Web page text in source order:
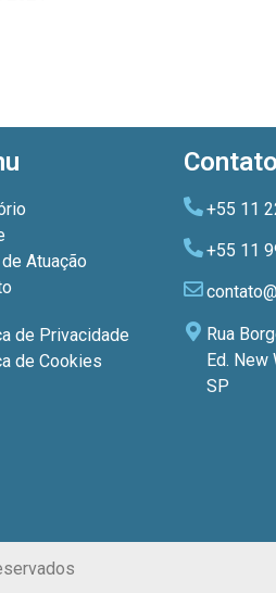
Atuação
de Privacidade
de Cookies
Contato
+55 11
+55 11
Rua
Ed. New
SP